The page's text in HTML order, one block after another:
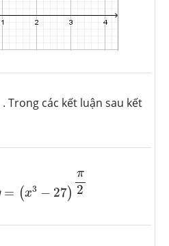
. Trong các kết luận sau kết
= (x3 − 27)
π
2